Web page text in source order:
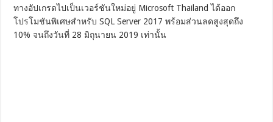
ทางอัปเกรดไปเป็นเวอร์ชันใหม่อยู่ Microsoft Thailand ได้ออก
โปรโมชันพิเศษสำหรับ SQL Server 2017 พร้อมส่วนลดสูงสุดถึง
10% จนถึงวันที่ 28 มิถุนายน 2019 เท่านั้น